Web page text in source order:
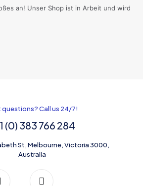
an! Unser Shop ist in Arbeit und wird
questions? Call us 24/7!
(0) 383 766 284
St, Melbourne, Victoria 3000,
Australia